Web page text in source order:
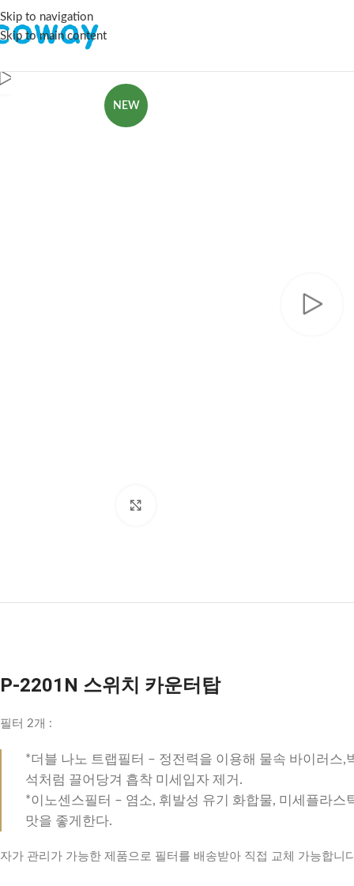
Skip to navigation
Skip to main content
NEW
P-2201N 스위치 카운터탑
필터 2개 :
*더블 나노 트랩필터 – 정전력을 이용해 물속 바이러스,
석처럼 끌어당겨 흡착 미세입자 제거.
*이노센스필터 – 염소, 휘발성 유기 화합물, 미세플라스
맛을 좋게한다.
자가 관리가 가능한 제품으로 필터를 배송받아 직접 교체 가능합니